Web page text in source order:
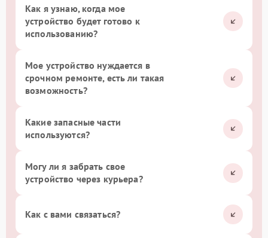
Как я узнаю, когда мое
устройство будет готово к
использованию?
Мое устройство нуждается в
срочном ремонте, есть ли такая
возможность?
Какие запасные части
используются?
Могу ли я забрать свое
устройство через курьера?
Как с вами связаться?